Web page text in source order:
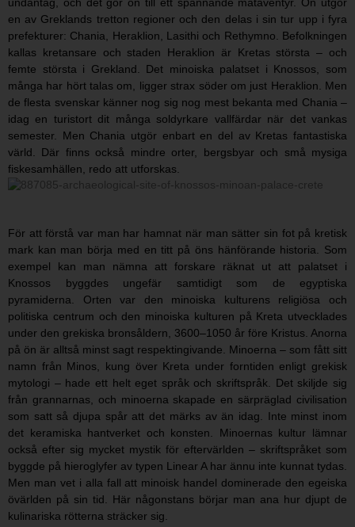
en av Greklands tretton regioner och den delas i sin tur upp i fyra
prefekturer: Chania, Heraklion, Lasithi och Rethymno. Befolkningen
kallas kretansare och staden Heraklion är Kretas största – och
femte största i Grekland. Det minoiska palatset i Knossos, som
många har hört talas om, ligger strax söder om just Heraklion. Men
de flesta svenskar känner nog sig nog mest bekanta med Chania –
idag en turistort dit många soldyrkare vallfärdar när det vankas
semester. Men Chania utgör enbart en del av Kretas fantastiska
värld. Där finns också mindre orter, bergsbyar och små mysiga
fiskesamhällen, redo att utforskas.
För att förstå var man har hamnat när man sätter sin fot på kretisk
mark kan man börja med en titt på öns hänförande historia. Som
exempel kan man nämna att forskare räknat ut att palatset i
Knossos byggdes ungefär samtidigt som de egyptiska
pyramiderna. Orten var den minoiska kulturens religiösa och
politiska centrum och den minoiska kulturen på Kreta utvecklades
under den grekiska bronsåldern, 3600–1050 år före Kristus. Anorna
på ön är alltså minst sagt respektingivande. Minoerna – som fått sitt
namn från Minos, kung över Kreta under forntiden enligt grekisk
mytologi – hade ett helt eget språk och skriftspråk. Det skiljde sig
från grannarnas, och minoerna skapade en särpräglad civilisation
som satt så djupa spår att det märks av än idag. Inte minst inom
det keramiska hantverket och konsten. Minoernas kultur lämnar
också efter sig mycket mystik för eftervärlden – skriftspråket som
byggde på hieroglyfer av typen Linear A har ännu inte kunnat tydas.
Men man vet i alla fall att minoisk handel dominerade den egeiska
övärlden på sin tid. Här någonstans börjar man ana hur djupt de
kulinariska rötterna sträcker sig.